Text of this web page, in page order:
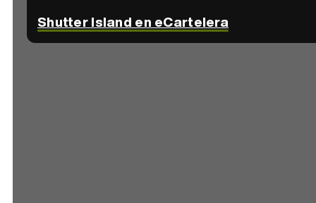
Shutter Island en eCartelera